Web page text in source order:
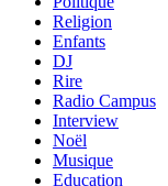
Religion
Enfants
DJ
Rire
Radio Campus
Interview
Noël
Musique
Education